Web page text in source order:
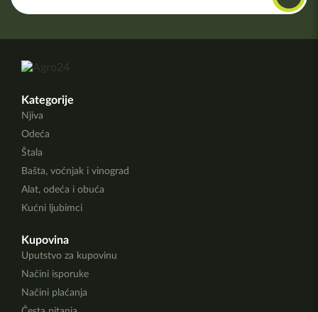
Kategorije
Njiva
Odeća
Štala
Bašta, voćnjak i vinograd
Alat, odeća i obuća
Kućni ljubimci
Kupovina
Uputstvo za kupovinu
Načini isporuke
Načini plaćanja